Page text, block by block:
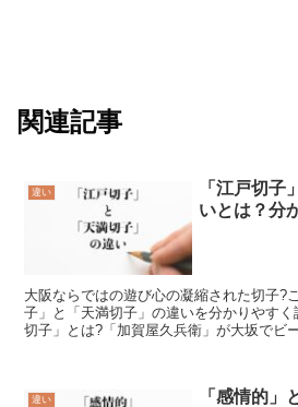
関連記事
違い
「江戸切子
いとは？分
大阪ならではの遊び心の凝縮された切子?
子」と「天満切子」の違いを分かりやす
切子」とは?「加賀屋久兵衛」が大坂でビ
違い
「感情的」